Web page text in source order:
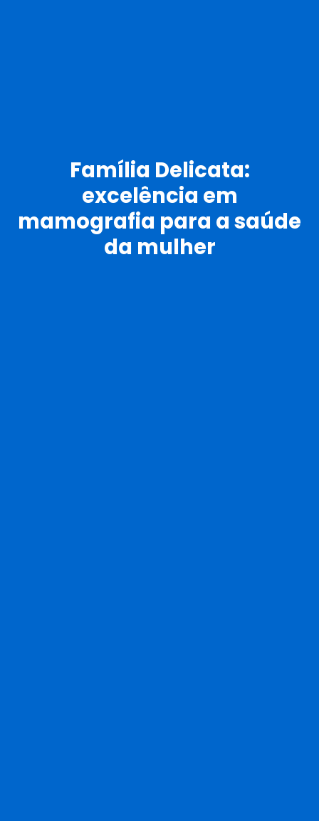
Família Delicata:
excelência em
mamografia para a saúde
da mulher